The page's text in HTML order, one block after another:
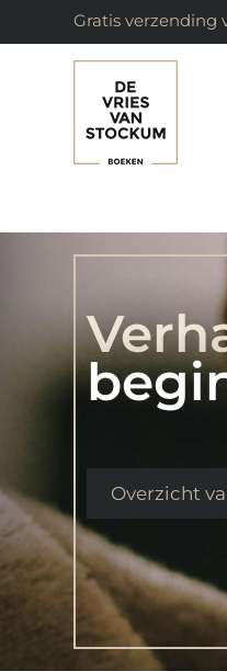
Gratis verzending
Overzicht